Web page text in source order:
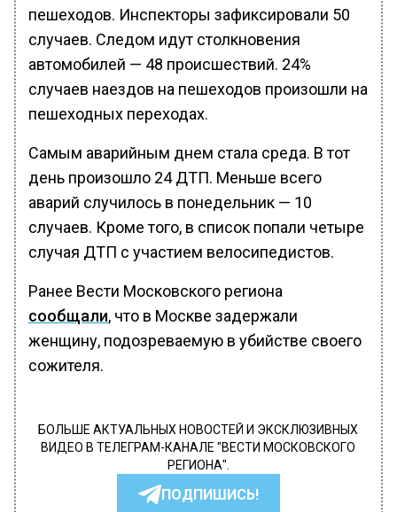
пешеходов. Инспекторы зафиксировали 50
случаев. Следом идут столкновения
автомобилей — 48 происшествий. 24%
случаев наездов на пешеходов произошли на
пешеходных переходах.
Самым аварийным днем стала среда. В тот
день произошло 24 ДТП. Меньше всего
аварий случилось в понедельник — 10
случаев. Кроме того, в список попали четыре
случая ДТП с участием велосипедистов.
Ранее Вести Московского региона
сообщали, что в Москве задержали
женщину, подозреваемую в убийстве своего
сожителя.
БОЛЬШЕ АКТУАЛЬНЫХ НОВОСТЕЙ И ЭКСКЛЮЗИВНЫХ
ВИДЕО В ТЕЛЕГРАМ-КАНАЛЕ "ВЕСТИ МОСКОВСКОГО
РЕГИОНА".
ПОДПИШИСЬ!